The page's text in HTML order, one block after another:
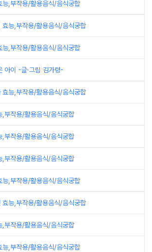
능,부작용/활용음식/음식궁합
효능,부작용/활용음식/음식궁합
능,부작용/활용음식/음식궁합
아이 -글·그림 김가령-
효능,부작용/활용음식/음식궁합
,부작용/활용음식/음식궁합
,부작용/활용음식/음식궁합
,부작용/활용음식/음식궁합
능,부작용/활용음식/음식궁합
효능,부작용/활용음식/음식궁합
,부작용/활용음식/음식궁합
능,부작용/활용음식/음식궁합